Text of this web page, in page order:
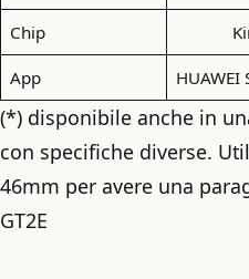
Chip
App HUAWEI
(*) disponibile anche in
con specifiche diverse.
46mm per avere una
GT2E